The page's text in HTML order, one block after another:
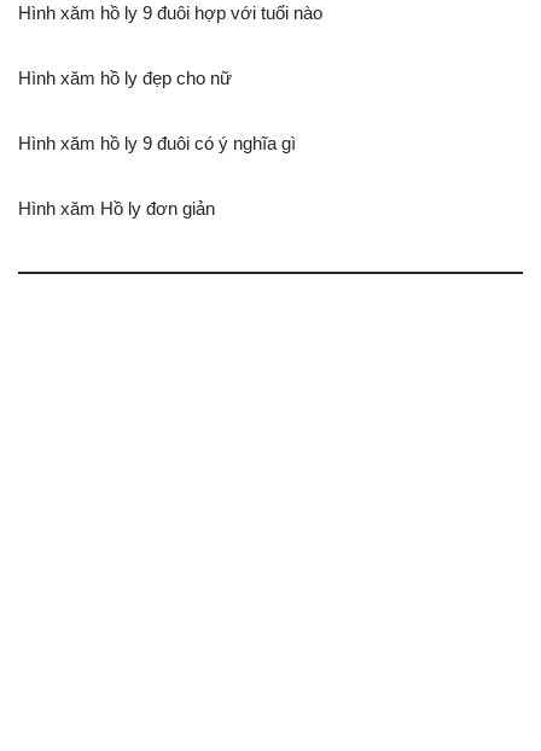
Hình xăm hồ ly 9 đuôi hợp với tuổi nào
Hình xăm hồ ly đẹp cho nữ
Hình xăm hồ ly 9 đuôi có ý nghĩa gì
Hình xăm Hồ ly đơn giản